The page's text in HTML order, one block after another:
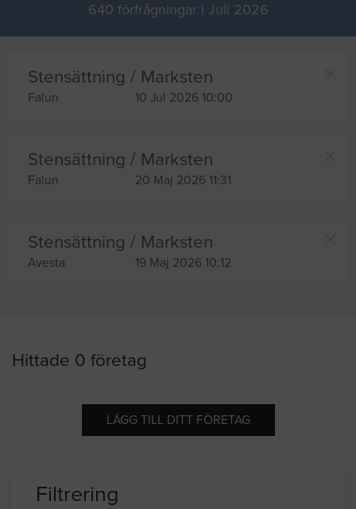
640 förfrågningar i Juli 2026
Stensättning / Marksten
Falun 10 Jul 2026 10:00
Stensättning / Marksten
Falun 20 Maj 2026 11:31
Stensättning / Marksten
Avesta 19 Maj 2026 10:12
Hittade 0 företag
LÄGG TILL DITT FÖRETAG
Filtrering